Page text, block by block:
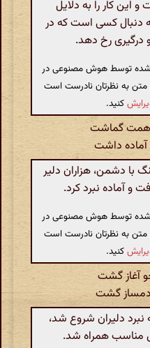
این کار را به دلایل
دنبال کسی است که در
درگیری رخ دهد.
شده توسط هوش مصنوعی در
متن به نظرتان نادرست است
کنید.
گماشت
آماده داشت
دشمن، هزاران دلیر
و آماده نبرد کرد.
شده توسط هوش مصنوعی در
متن به نظرتان نادرست است
کنید.
آغاز گشت
دمساز گشت
دلیران شروع شد،
مناسب همراه شد.